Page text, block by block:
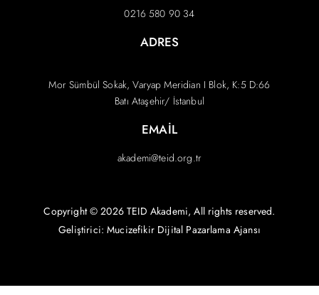
0216 580 90 34
ADRES
Mor Sümbül Sokak, Varyap Meridian I Blok, K:5 D:66
Batı Ataşehir/ İstanbul
EMAIL
akademi@teid.org.tr
Copyright © 2026 TEID Akademi, All rights reserved.
Geliştirici: Mucizefikir Dijital Pazarlama Ajansı